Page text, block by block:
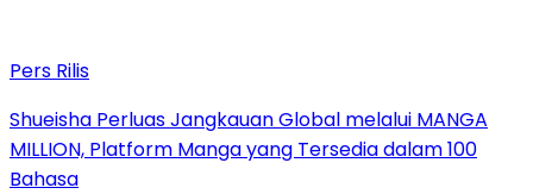
Pers Rilis
Shueisha Perluas Jangkauan Global melalui MANGA
MILLION, Platform Manga yang Tersedia dalam 100
Bahasa